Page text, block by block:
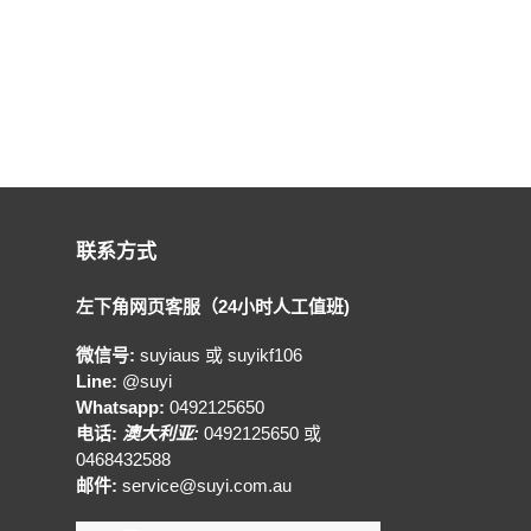
联系方式
左下角网页客服（24小时人工值班)
微信号: suyiaus 或 suyikf106
Line: @suyi
Whatsapp: 0492125650
电话: 澳大利亚: 0492125650 或
0468432588
邮件: service@suyi.com.au